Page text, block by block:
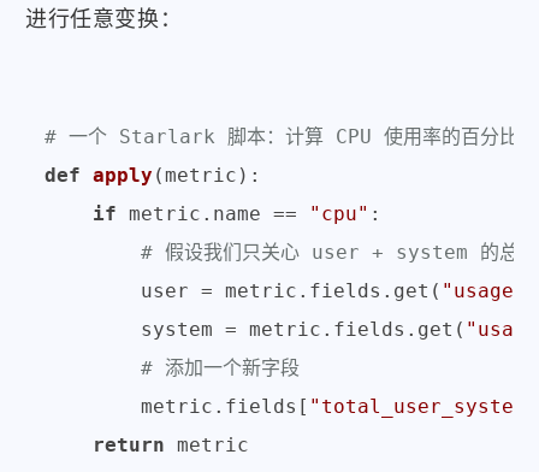
进行任意变换：
# 一个 Starlark 脚本：计算 CPU 使用率的百分比
def apply (metric ):
if metric.name == "cpu" :
# 假设我们只关心 user + system 的总和
        user = metric.fields.get(
        system = metric.fields.get(
# 添加一个新字段
        metric.fields[
"total_user_system"
return